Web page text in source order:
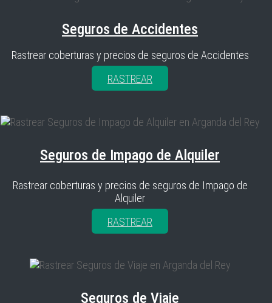
Seguros de Accidentes
Rastrear coberturas y precios de seguros de Accidentes
RASTREAR
Seguros de Impago de Alquiler
Rastrear coberturas y precios de seguros de Impago de
Alquiler
RASTREAR
Seguros de Viaje